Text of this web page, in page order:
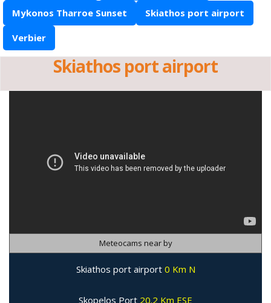
Mykonos Tharroe Sunset Skiathos port airport
Verbier
Skiathos port airport
Meteocams near by
Skiathos port airport 0 Km N
Skopelos Port 20.2 Km ESE